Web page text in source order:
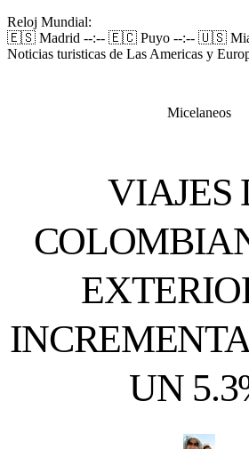
Reloj Mundial:
🇪🇸 Madrid --:-- 🇪🇨 Puyo --:-- 🇺🇸
Noticias turisticas de Las Americas y
Micelaneos
VIAJES
UN